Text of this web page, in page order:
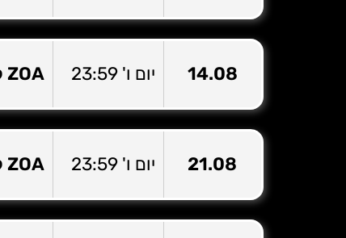
14.08 יום ו' 23:59 ZOA קומדי בר – בית ציוני אמריקה ת”א
21.08 יום ו' 23:59 ZOA קומדי בר – בית ציוני אמריקה ת”א